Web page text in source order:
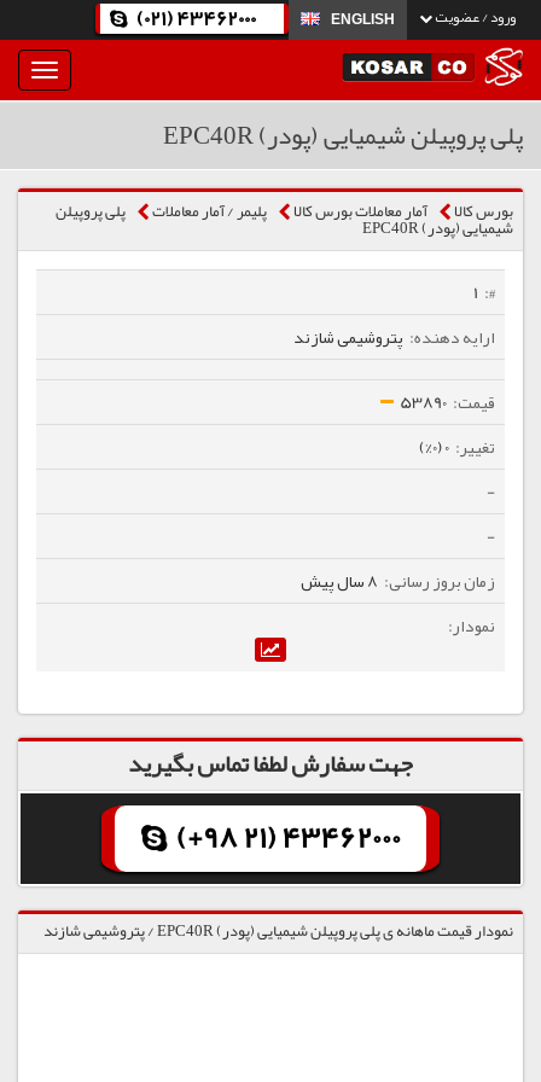
ورود / عضویت ENGLISH
(021) 43462000
بار
و
پلی پروپیلن شیمیایی (پودر) EPC40R
بورس کالا آمار معاملات بورس کالا پلیمر / آمار معاملات پلی پروپیلن
شیمیایی (پودر) EPC40R
1
پتروشیمی شازند
53890
0 (0%)
-
-
8 سال پیش
جهت سفارش لطفا تماس بگیرید
(+98 21) 43462000
نمودار قیمت ماهانه ی پلی پروپیلن شیمیایی (پودر) EPC40R / پتروشیمی شازند